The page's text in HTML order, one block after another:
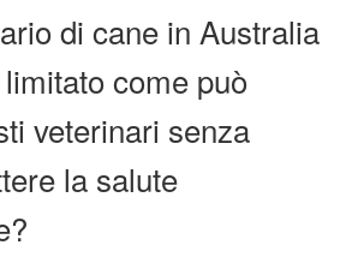
di cane in Australia
come può
veterinari senza
la salute